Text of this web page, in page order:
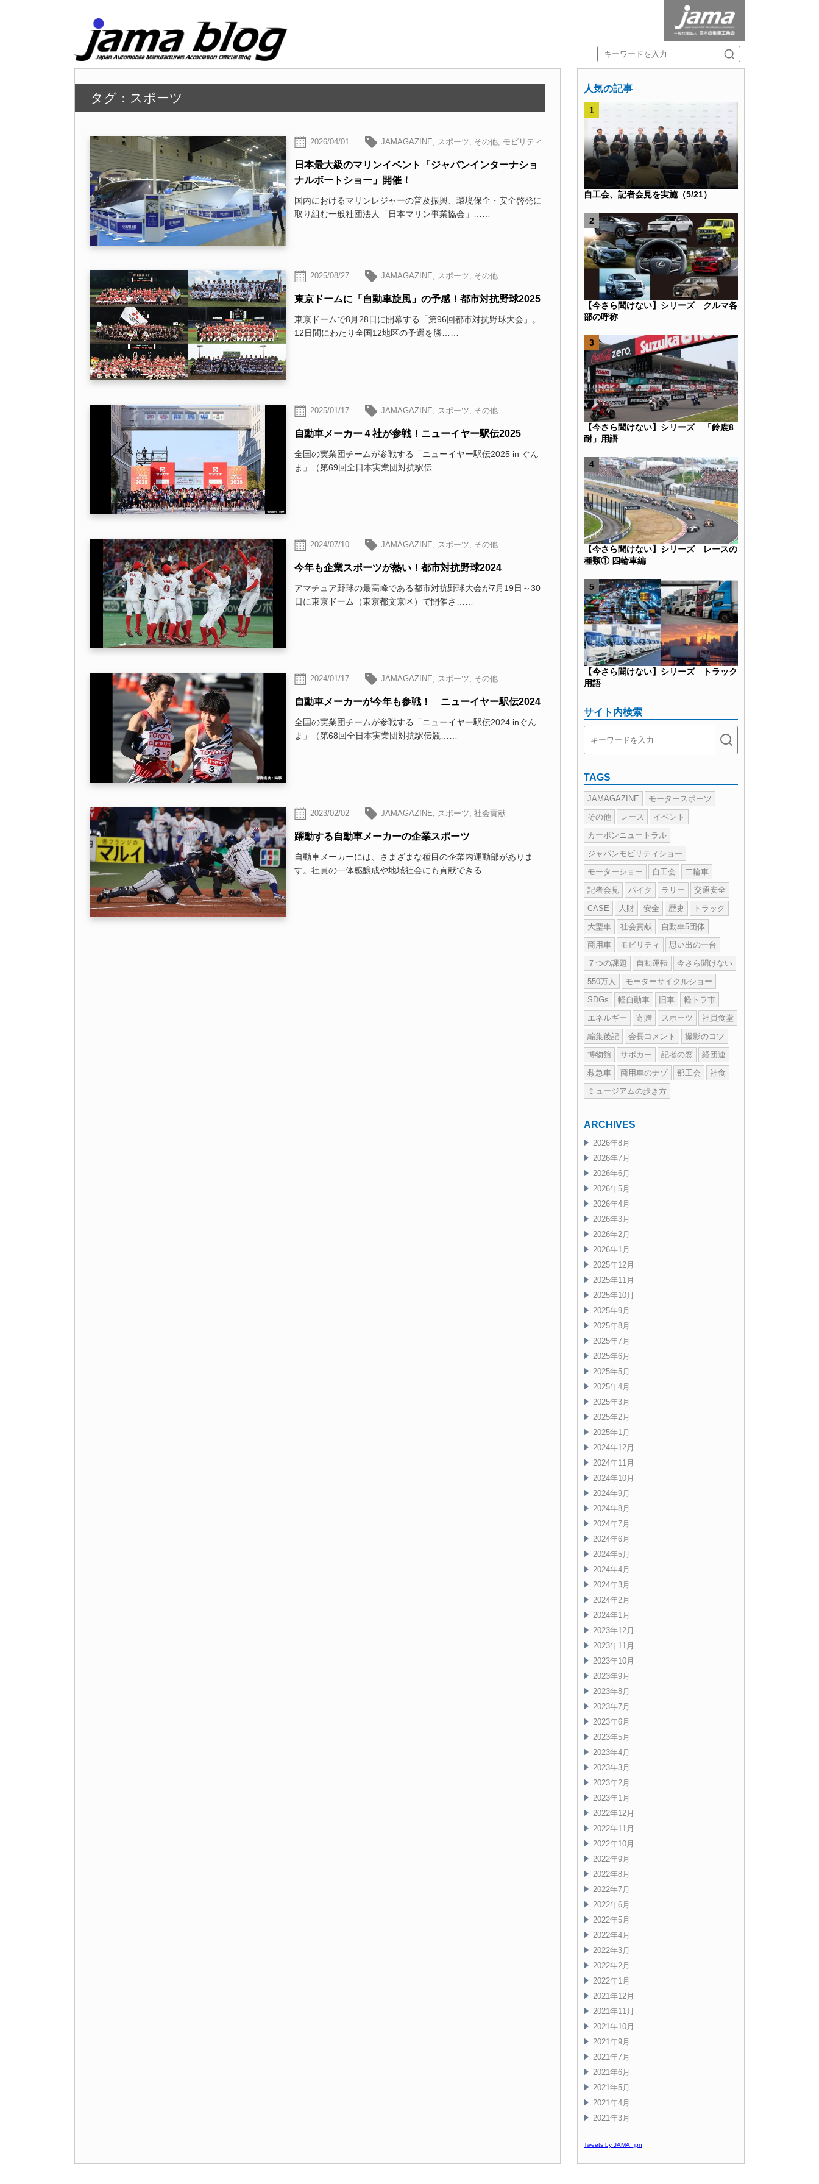
タグ：スポーツ
2026/04/01 JAMAGAZINE, スポーツ, その他, モビリティ
日本最大級のマリンイベント「ジャパンインターナショ
ナルボートショー」開催！
国内におけるマリンレジャーの普及振興、環境保全・安全啓発に
取り組む一般社団法人「日本マリン事業協会」……
2025/08/27 JAMAGAZINE, スポーツ, その他
東京ドームに「自動車旋風」の予感！都市対抗野球2025
東京ドームで8月28日に開幕する「第96回都市対抗野球大会」。
12日間にわたり全国12地区の予選を勝……
2025/01/17 JAMAGAZINE スポーツ その他
自動車メーカー４社が参戦！ニューイヤー駅伝2025
全国の実業団チームが参戦する「ニューイヤー駅伝2025 in ぐん
ま」（第69回全日本実業団対抗駅伝……
2024/07/10 JAMAGAZINE スポーツ その他
今年も企業スポーツが熱い！都市対抗野球2024
アマチュア野球の最高峰である都市対抗野球大会が7月19日～30
日に東京ドーム（東京都文京区）で開催さ……
2024/01/17 JAMAGAZINE, スポーツ, その他
自動車メーカーが今年も参戦！ ニューイヤー駅伝2024
全国の実業団チームが参戦する「ニューイヤー駅伝2024 inぐん
ま」（第68回全日本実業団対抗駅伝競……
2023/02/02 JAMAGAZINE スポーツ ,社会貢献
躍動する自動車メーカーの企業スポーツ
自動車メーカーには、さまざまな種目の企業内運動部がありま
す。社員の一体感醸成や地域社会にも貢献できる……
人気の記事
自工会、記者会見を実施（5/21）
【今さら聞けない】シリーズ クルマ各
部の呼称
【今さら聞けない】シリーズ 「鈴鹿8
耐」用語
【今さら聞けない】シリーズ レースの
種類① 四輪車編
【今さら聞けない】シリーズ トラック
用語
サイト内検索
TAGS
JAMAGAZINE
モータースポーツ
その他
レース
イベント
カーボンニュートラル
ジャパンモビリティショー
モーターショー
自工会
二輪車
記者会見
バイク ラリー
交通安全
CASE
人財 安全 歴史
トラック
大型車
社会貢献
自動車5団体
商用車
モビリティ
思い出の一台
７つの課題
自動運転
今さら聞けない
550万人
モーターサイクルショー
SDGs
軽自動車 旧車
軽トラ市
エネルギー
寄贈 スポーツ
社員食堂
編集後記
会長コメント
撮影のコツ
博物館
サポカー 記者の窓
経団連
救急車
商用車のナゾ 部工会
社食
ミュージアムの歩き方
ARCHIVES
2026年8月
2026年7月
2026年6月
2026年5月
2026年4月
2026年3月
2026年2月
2026年1月
2025年12月
2025年11月
2025年10月
2025年9月
2025年8月
2025年7月
2025年6月
2025年5月
2025年4月
2025年3月
2025年2月
2025年1月
2024年12月
2024年11月
2024年10月
2024年9月
2024年8月
2024年7月
2024年6月
2024年5月
2024年4月
2024年3月
2024年2月
2024年1月
2023年12月
2023年11月
2023年10月
2023年9月
2023年8月
2023年7月
2023年6月
2023年5月
2023年4月
2023年3月
2023年2月
2023年1月
2022年12月
2022年11月
2022年10月
2022年9月
2022年8月
2022年7月
2022年6月
2022年5月
2022年4月
2022年3月
2022年2月
2022年1月
2021年12月
2021年11月
2021年10月
2021年9月
2021年7月
2021年6月
2021年5月
2021年4月
2021年3月
Tweets by JAMA_jpn